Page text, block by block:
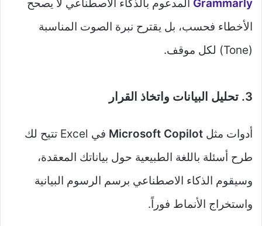
Grammarly المدعوم بالذكاء الاصطناعي لا يصحح
الأخطاء فحسب، بل يقترح نبرة الصوت المناسبة
(Tone) لكل موقف.
3. تحليل البيانات واتخاذ القرار
أدوات مثل Microsoft Copilot
في Excel تتيح لك
طرح أسئلة باللغة الطبيعية حول بياناتك المعقدة،
وسيقوم الذكاء الاصطناعي برسم الرسوم البيانية
واستخراج الأنماط فوراً.